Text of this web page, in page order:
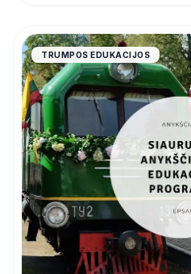
TRUMPOS EDUKACIJOS